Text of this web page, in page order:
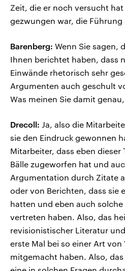
Zeit, die er noch versucht
gezwungen war, die
Barenberg: Wenn Sie sagen,
Ihnen berichtet haben, dass
Einwände rhetorisch sehr
Argumenten auch geschult
Was meinen Sie damit
Drecoll: Ja, also die
sie den Eindruck gewonnen
Mitarbeiter, dass eben dieser
Bälle zugeworfen hat und
Argumentation durch Zitate
oder von Berichten, dass sie
hatten und eben auch
vertreten haben. Also, das
revisionistischer Literatur
erste Mal bei so einer Art
mitgemacht haben. Also,